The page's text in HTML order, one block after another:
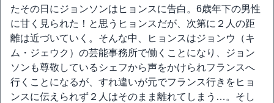
たその日にジョンソンはヒョンスに告白。6歳年下の男性
に甘く見られた！と思うヒョンスだが、次第に２人の距
離は近づいていく。そんな中、ヒョンスはジョンウ（キ
ム・ジェウク）の芸能事務所で働くことになり、ジョン
ソンも尊敬しているシェフから声をかけられフランスへ
行くことになるが、すれ違いが元でフランス行きをヒョ
ンスに伝えられず２人はそのまま離れてしまう…。そし